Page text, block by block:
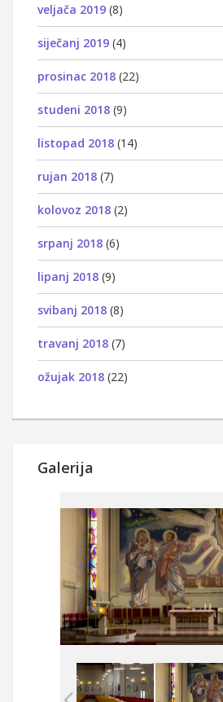
veljača 2019 (8)
siječanj 2019 (4)
prosinac 2018 (22)
studeni 2018 (9)
listopad 2018 (14)
rujan 2018 (7)
kolovoz 2018 (2)
srpanj 2018 (6)
lipanj 2018 (9)
svibanj 2018 (8)
travanj 2018 (7)
ožujak 2018 (22)
Galerija